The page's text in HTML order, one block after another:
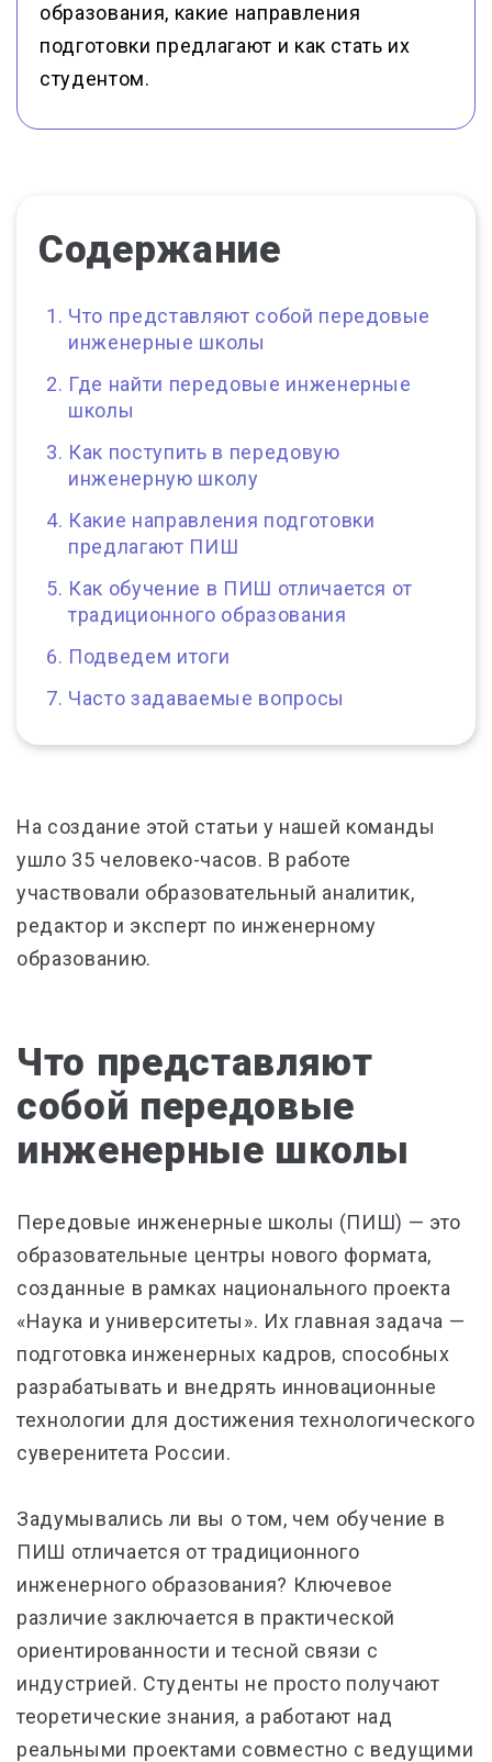
образования, какие направления
подготовки предлагают и как стать их
студентом.
Содержание
Что представляют собой передовые
инженерные школы
Где найти передовые инженерные
школы
Как поступить в передовую
инженерную школу
Какие направления подготовки
предлагают ПИШ
Как обучение в ПИШ отличается от
традиционного образования
Подведем итоги
Часто задаваемые вопросы
На создание этой статьи у нашей команды
ушло 35 человеко-часов. В работе
участвовали образовательный аналитик,
редактор и эксперт по инженерному
образованию.
Что представляют
собой передовые
инженерные школы
Передовые инженерные школы (ПИШ) — это
образовательные центры нового формата,
созданные в рамках национального проекта
«Наука и университеты». Их главная задача —
подготовка инженерных кадров, способных
разрабатывать и внедрять инновационные
технологии для достижения технологического
суверенитета России.
Задумывались ли вы о том, чем обучение в
ПИШ отличается от традиционного
инженерного образования? Ключевое
различие заключается в практической
ориентированности и тесной связи с
индустрией. Студенты не просто получают
теоретические знания, а работают над
реальными проектами совместно с ведущими